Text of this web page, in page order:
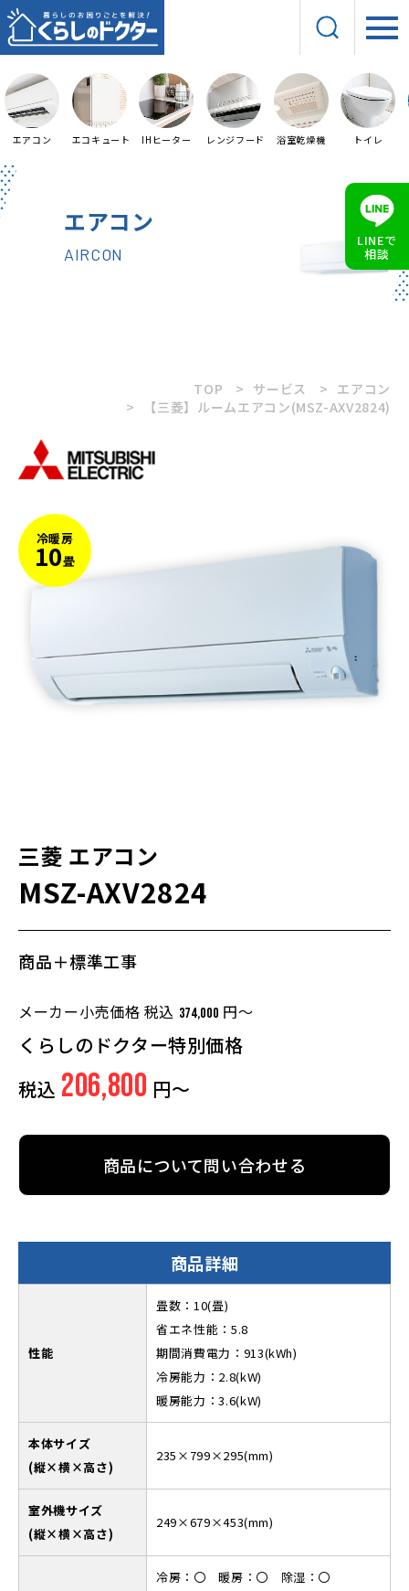
エアコン エコキュート IHヒーター レンジフード 浴室乾燥機 トイレ
エアコン
AIRCON
TOP サービス
エアコン
【三菱】ルームエアコン(MSZ-AXV2824)
冷暖房
10畳
三菱 エアコン
MSZ-AXV2824
商品＋標準工事
メーカー小売価格 税込 374,000 円～
くらしのドクター特別価格
税込 206,800 円～
商品について問い合わせる
商品詳細
性能
畳数：10(畳)
省エネ性能：5.8
期間消費電力：913(kWh)
冷房能力：2.8(kW)
暖房能力：3.6(kW)
本体サイズ
(縦×横×高さ)
235×799×295(mm)
室外機サイズ
(縦×横×高さ)
249×679×453(mm)
冷房：〇 暖房：〇 除湿：〇
LINEで
相談